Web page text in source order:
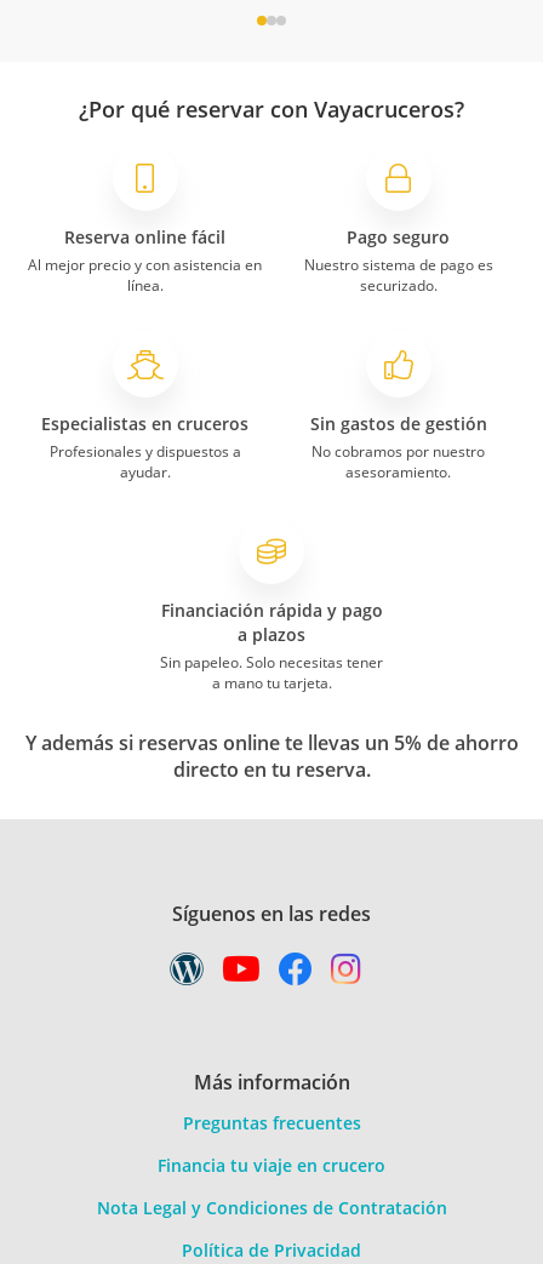
¿Por qué reservar con Vayacruceros?
Reserva online fácil
Al mejor precio y con asistencia en
línea.
Pago seguro
Nuestro sistema de pago es
securizado.
Especialistas en cruceros
Profesionales y dispuestos a
ayudar.
Sin gastos de gestión
No cobramos por nuestro
asesoramiento.
Financiación rápida y pago
a plazos
Sin papeleo. Solo necesitas tener
a mano tu tarjeta.
Y además si reservas online te llevas un 5% de ahorro
directo en tu reserva.
Síguenos en las redes
Más información
Preguntas frecuentes
Financia tu viaje en crucero
Nota Legal y Condiciones de Contratación
Política de Privacidad